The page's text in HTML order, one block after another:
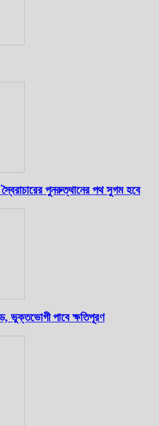
পুনরুত্থানের পথ সুগম হবে
ভুক্তভোগী পাবে ক্ষতিপূরণ